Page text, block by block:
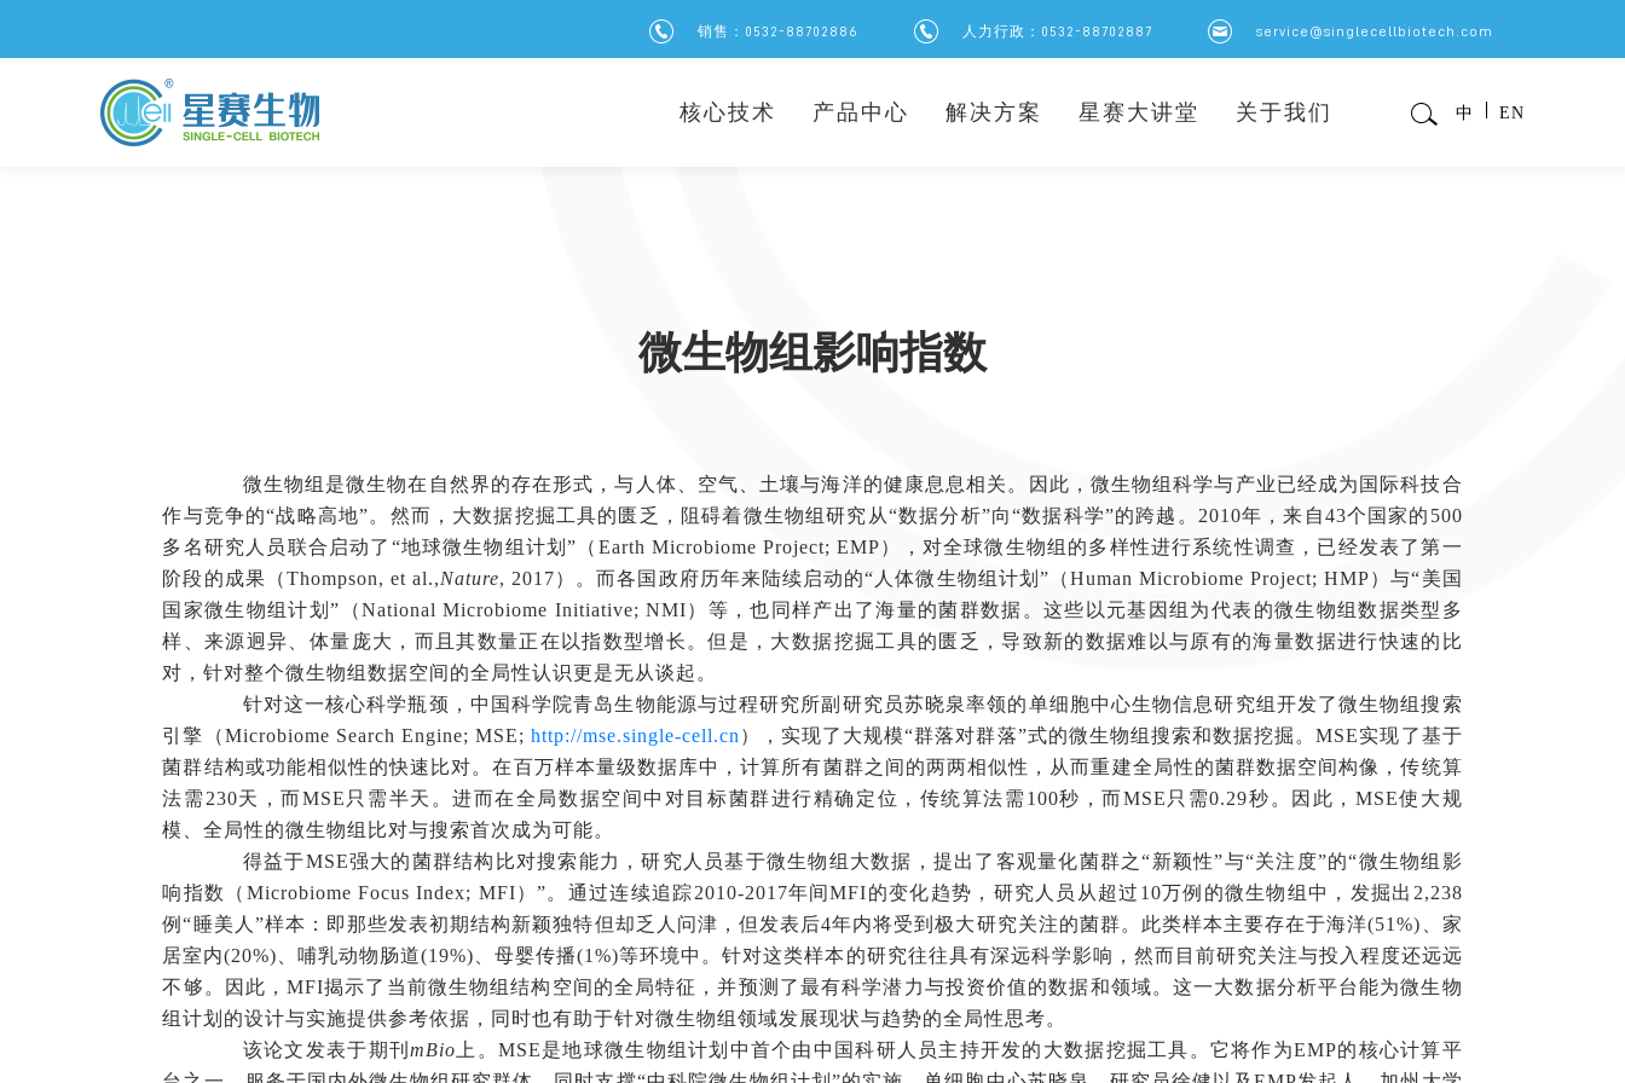
销售：0532-88702886 人力行政：0532-88702887 service@singlecellbiotech.com
核心技术 产品中心 解决方案 星赛大讲堂 关于我们 中 EN
微生物组影响指数
微生物组是微生物在自然界的存在形式，与人体、空气、土壤与海洋的健康息息相关。因此，微生物组科学与产业已经成为国际科技合
作与竞争的“战略高地”。然而，大数据挖掘工具的匮乏，阻碍着微生物组研究从“数据分析”向“数据科学”的跨越。2010年，来自43个国家的500
多名研究人员联合启动了“地球微生物组计划”（Earth Microbiome Project; EMP），对全球微生物组的多样性进行系统性调查，已经发表了第一
阶段的成果（Thompson, et al.,Nature, 2017）。而各国政府历年来陆续启动的“人体微生物组计划”（Human Microbiome Project; HMP）与“美国
国家微生物组计划”（National Microbiome Initiative; NMI）等，也同样产出了海量的菌群数据。这些以元基因组为代表的微生物组数据类型多
样、来源迥异、体量庞大，而且其数量正在以指数型增长。但是，大数据挖掘工具的匮乏，导致新的数据难以与原有的海量数据进行快速的比
对，针对整个微生物组数据空间的全局性认识更是无从谈起。
针对这一核心科学瓶颈，中国科学院青岛生物能源与过程研究所副研究员苏晓泉率领的单细胞中心生物信息研究组开发了微生物组搜索
引擎（Microbiome Search Engine; MSE; http://mse.single-cell.cn ），实现了大规模“群落对群落”式的微生物组搜索和数据挖掘。MSE实现了基于
菌群结构或功能相似性的快速比对。在百万样本量级数据库中，计算所有菌群之间的两两相似性，从而重建全局性的菌群数据空间构像，传统算
法需230天，而MSE只需半天。进而在全局数据空间中对目标菌群进行精确定位，传统算法需100秒，而MSE只需0.29秒。因此，MSE使大规
模、全局性的微生物组比对与搜索首次成为可能。
得益于MSE强大的菌群结构比对搜索能力，研究人员基于微生物组大数据，提出了客观量化菌群之“新颖性”与“关注度”的“微生物组影
响指数（Microbiome Focus Index; MFI）”。通过连续追踪2010-2017年间MFI的变化趋势，研究人员从超过10万例的微生物组中，发掘出2,238
例“睡美人”样本：即那些发表初期结构新颖独特但却乏人问津，但发表后4年内将受到极大研究关注的菌群。此类样本主要存在于海洋(51%)、家
居室内(20%)、哺乳动物肠道(19%)、母婴传播(1%)等环境中。针对这类样本的研究往往具有深远科学影响，然而目前研究关注与投入程度还远远
不够。因此，MFI揭示了当前微生物组结构空间的全局特征，并预测了最有科学潜力与投资价值的数据和领域。这一大数据分析平台能为微生物
组计划的设计与实施提供参考依据，同时也有助于针对微生物组领域发展现状与趋势的全局性思考。
该论文发表于期刊mBio 上。MSE是地球微生物组计划中首个由中国科研人员主持开发的大数据挖掘工具。它将作为EMP的核心计算平